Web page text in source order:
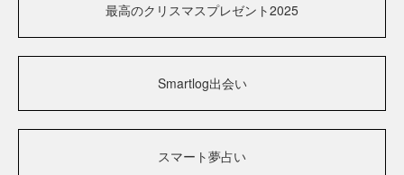
最高のクリスマスプレゼント2025
Smartlog出会い
スマート夢占い